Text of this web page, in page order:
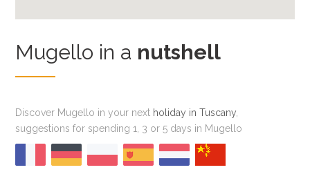
Mugello in a nutshell
Discover Mugello in your next holiday in Tuscany
suggestions for spending 1, 3 or 5 days in Mugello